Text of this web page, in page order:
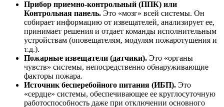
Прибор приемно-контрольный (ППК) или
Контрольная панель. Это «мозг» всей системы. Он
собирает информацию от извещателей, анализирует ее,
принимает решения и отдает команды исполнительным
устройствам (оповещателям, модулям пожаротушения и
т.д.).
Пожарные извещатели (датчики). Это «органы
чувств» системы, непосредственно обнаруживающие
факторы пожара.
Источник бесперебойного питания (ИБП). Это
«сердце» системы, обеспечивающее ее круглосуточную
работоспособность даже при отключении основного